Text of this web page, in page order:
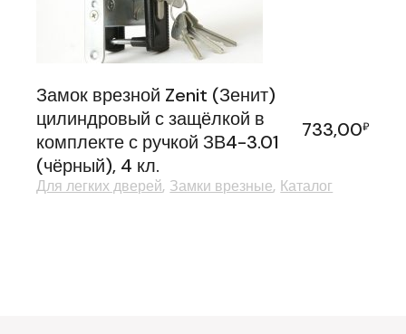
Замок врезной Zenit (Зенит)
цилиндровый с защёлкой в
комплекте с ручкой ЗВ4-3.01
(чёрный), 4 кл.
733,00₽
Для легких дверей Замки врезные Каталог